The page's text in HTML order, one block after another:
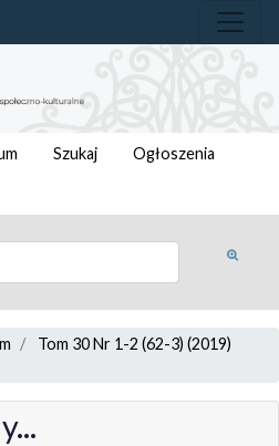
Szukaj Ogłoszenia
Tom 30 Nr 1-2 (62-3) (2019)